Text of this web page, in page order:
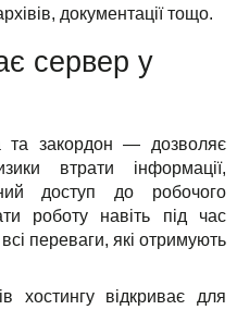
документації тощо.
сервер у
закордон — дозволяє
втрати інформації,
доступ до робочого
роботу навіть під час
переваги, які отримують
хостингу відкриває для